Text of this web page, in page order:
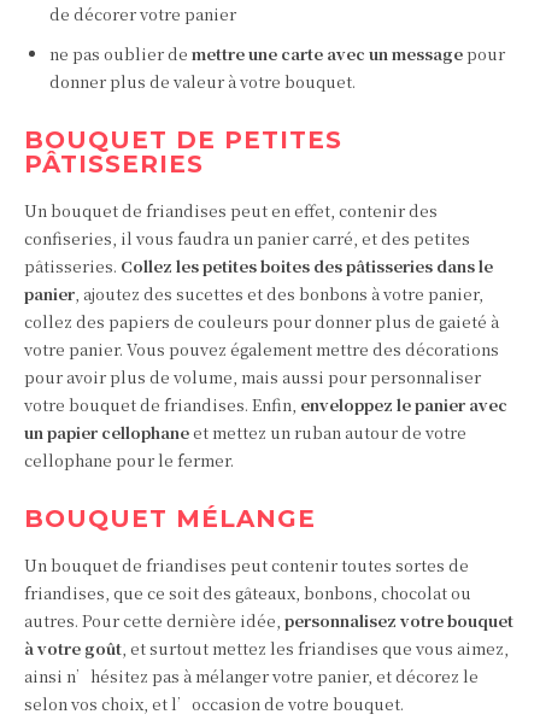
de décorer votre panier
ne pas oublier de mettre une carte avec un messagepour
donner plus de valeur à votre bouquet.
BOUQUET DE PETITES
PÂTISSERIES
Un bouquet de friandises peut en effet, contenir des
confiseries, il vous faudra un panier carré, et des petites
pâtisseries. Collez les petites boites des pâtisseries dans le
panier, ajoutez des sucettes et des bonbons à votre panier,
collez des papiers de couleurs pour donner plus de gaieté à
votre panier. Vous pouvez également mettre des décorations
pour avoir plus de volume, mais aussi pour personnaliser
votre bouquet de friandises. Enfin, enveloppez le panier avec
un papier cellophaneet mettez un ruban autour de votre
cellophane pour le fermer.
BOUQUET MÉLANGE
Un bouquet de friandises peut contenir toutes sortes de
friandises, que ce soit des gâteaux, bonbons, chocolat ou
autres. Pour cette dernière idée, personnalisez votre bouquet
à votre goût, et surtout mettez les friandises que vous aimez,
ainsi n’hésitez pas à mélanger votre panier, et décorez le
selon vos choix, et l’occasion de votre bouquet.